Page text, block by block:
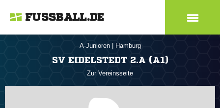
FUSSBALL.DE
A-Junioren Hamburg
SV EIDELSTEDT 2.A (A1)
Zur Vereinsseite